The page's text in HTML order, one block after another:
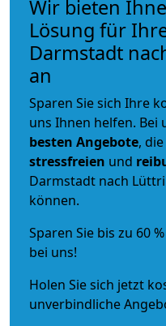
Wir bieten
Lösung für
Darmstadt
an
Sparen Sie sich Ihre
uns Ihnen helfen. Bei
besten Angebote,
stressfreien und
Darmstadt nach
können.
Sparen Sie bis zu 60
bei uns!
Holen Sie sich jetzt
unverbindliche